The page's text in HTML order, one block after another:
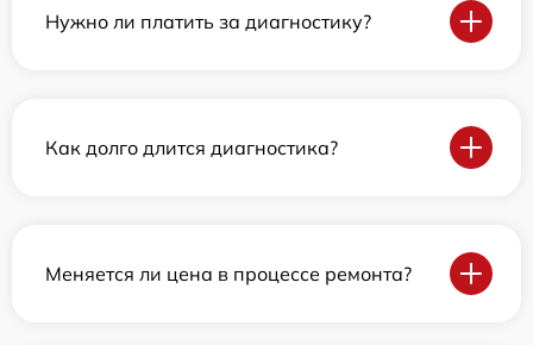
Нужно ли платить за диагностику?
Как долго длится диагностика?
Меняется ли цена в процессе ремонта?